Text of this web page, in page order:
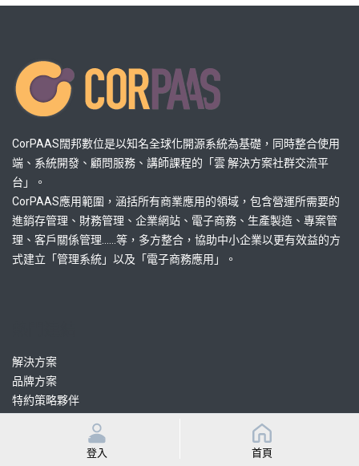
CorPAAS闊邦數位是以知名全球化開源系統為基礎，同時整合使用
端、系統開發、顧問服務、講師課程的「雲 解決方案社群交流平
台」。
CorPAAS應用範圍，涵括所有商業應用的領域，包含營運所需要的
進銷存管理、財務管理、企業網站、電子商務、生產製造、專案管
理、客戶關係管理......等，多方整合，協助中小企業以更有效益的方
式建立「管理系統」以及「電子商務應用」。
解決方案
品牌方案
特約策略夥伴
登入 首頁